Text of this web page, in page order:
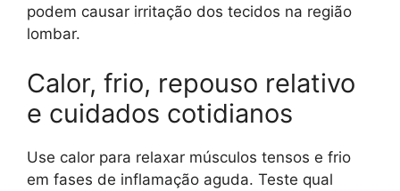
podem causar irritação dos tecidos na região
lombar.
Calor, frio, repouso relativo
e cuidados cotidianos
Use calor para relaxar músculos tensos e frio
em fases de inflamação aguda. Teste qual